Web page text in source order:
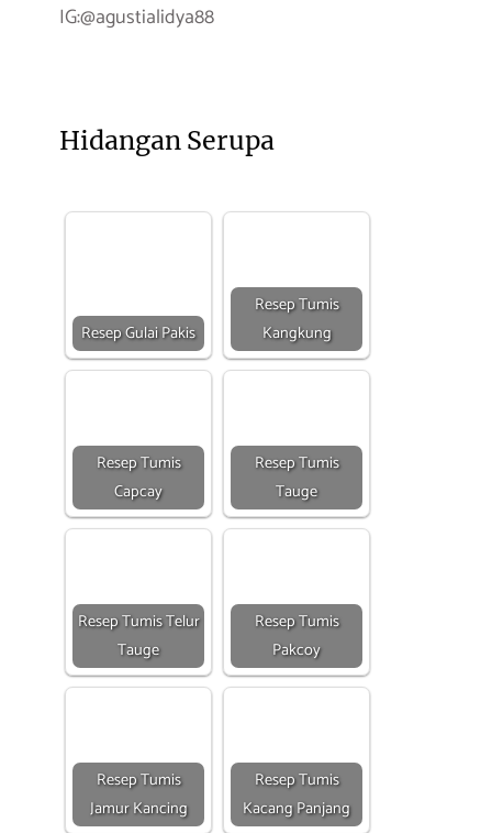
IG:@agustialidya88
Hidangan Serupa
Resep Gulai Pakis
Resep Tumis
Kangkung
Resep Tumis
Capcay
Resep Tumis
Tauge
Resep Tumis Telur
Tauge
Resep Tumis
Pakcoy
Resep Tumis
Jamur Kancing
Resep Tumis
Kacang Panjang